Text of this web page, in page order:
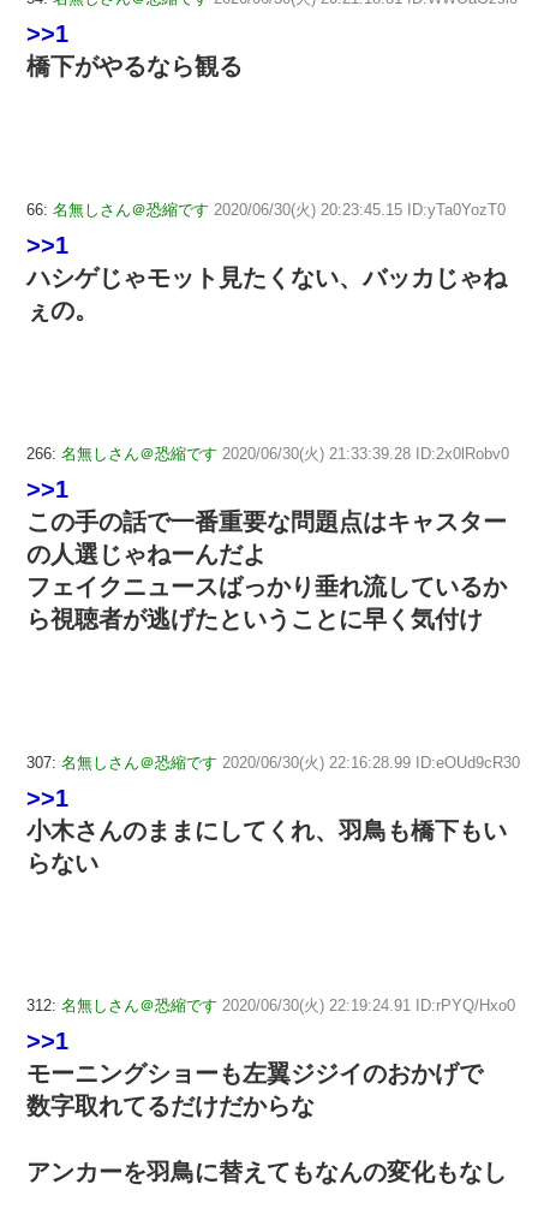
>>1
橋下がやるなら観る
66: 名無しさん＠恐縮です 2020/06/30(火) 20:23:45.15 ID:yTa0YozT0
>>1
ハシゲじゃモット見たくない、バッカじゃね
ぇの。
266: 名無しさん＠恐縮です 2020/06/30(火) 21:33:39.28 ID:2x0lRobv0
>>1
この手の話で一番重要な問題点はキャスター
の人選じゃねーんだよ
フェイクニュースばっかり垂れ流しているか
ら視聴者が逃げたということに早く気付け
307: 名無しさん＠恐縮です 2020/06/30(火) 22:16:28.99 ID:eOUd9cR30
>>1
小木さんのままにしてくれ、羽鳥も橋下もい
らない
312: 名無しさん＠恐縮です 2020/06/30(火) 22:19:24.91 ID:rPYQ/Hxo0
>>1
モーニングショーも左翼ジジイのおかげで
数字取れてるだけだからな
アンカーを羽鳥に替えてもなんの変化もなし